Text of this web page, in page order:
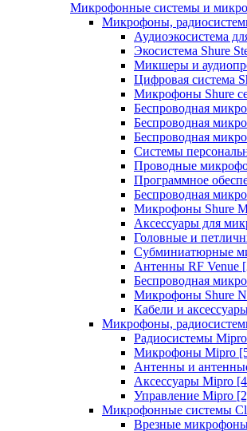
Микрофонные системы и
Микрофоны,
Аудиоэкосистема
Экосистема Shure
Микшеры и
Цифровая система
Микрофоны Shure
Беспроводная
Беспроводная
Беспроводная
Системы
Проводные
Программное
Беспроводная
Микрофоны Shure
Аксессуары для
Головные и
Субминиатюрные
Антенны RF Venue
Беспроводная
Микрофоны Shure
Кабели и
Микрофоны,
Радиосистемы Mipro
Микрофоны Mipro
Антенны и
Аксессуары Mipro
Управление Mipro
Микрофонные системы
Врезные